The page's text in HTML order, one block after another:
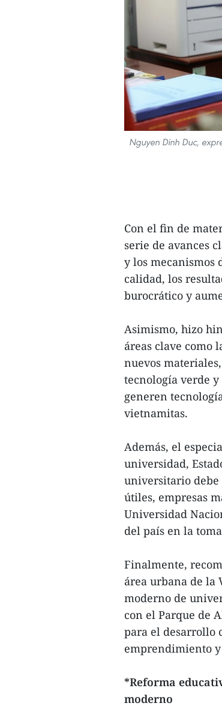
Nguyen Dinh Duc,
Con el fin de
serie de avances
y los mecanismos
calidad, los
burocrático y
Asimismo, hizo
áreas clave como
nuevos
tecnología verde y
generen
vietnamitas.
Además, el
universidad,
universitario debe
útiles, empresas
Universidad
del país en la
Finalmente,
área urbana de la
moderno de
con el Parque de
para el desarrollo
emprendimiento
*Reforma
moderno